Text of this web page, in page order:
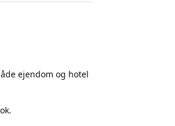
ejendom og hotel